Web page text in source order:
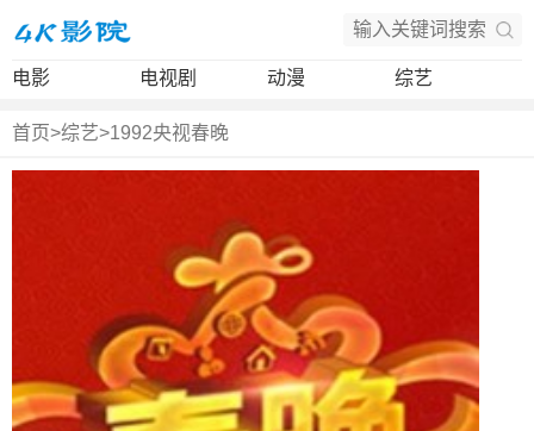
电影 电视剧 动漫 综艺
首页>综艺>1992央视春晚